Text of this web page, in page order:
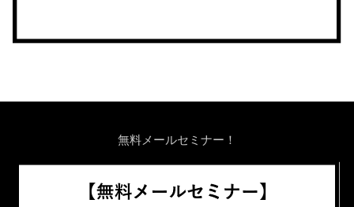
無料メールセミナー！